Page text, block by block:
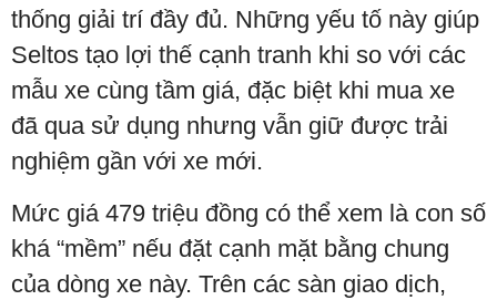
thống giải trí đầy đủ. Những yếu tố này giúp
Seltos tạo lợi thế cạnh tranh khi so với các
mẫu xe cùng tầm giá, đặc biệt khi mua xe
đã qua sử dụng nhưng vẫn giữ được trải
nghiệm gần với xe mới.
Mức giá 479 triệu đồng có thể xem là con số
khá “mềm” nếu đặt cạnh mặt bằng chung
của dòng xe này. Trên các sàn giao dịch,